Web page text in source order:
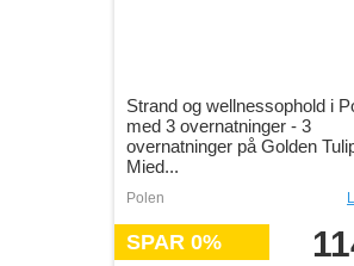
Strand og wellnessophold i
med 3 overnatninger - 3
overnatninger på Golden
Mied...
Polen
SPAR 0%